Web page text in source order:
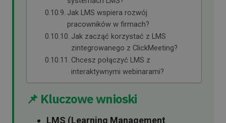
Jak LMS wspiera rozwój
pracowników w firmach?
Jak zacząć korzystać z LMS
zintegrowanego z ClickMeeting?
Chcesz połączyć LMS z
interaktywnymi webinarami?
📌 Kluczowe wnioski
LMS (Learning Management